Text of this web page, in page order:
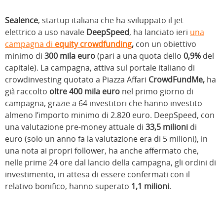
Sealence, startup italiana che ha sviluppato il jet
elettrico a uso navale DeepSpeed, ha lanciato ieri una
campagna di equity crowdfunding, con un obiettivo
minimo di 300 mila euro(pari a una quota dello 0,9% del
capitale). La campagna, attiva sul portale italiano di
crowdinvesting quotato a Piazza Affari CrowdFundMe, ha
già raccolto oltre 400 mila euro nel primo giorno di
campagna, grazie a 64 investitori che hanno investito
almeno l’importo minimo di 2.820 euro. DeepSpeed, con
una valutazione pre-money attuale di 33,5 milioni di
euro (solo un anno fa la valutazione era di 5 milioni), in
una nota ai propri follower, ha anche affermato che,
nelle prime 24 ore dal lancio della campagna, gli ordini di
investimento, in attesa di essere confermati con il
relativo bonifico, hanno superato 1,1 milioni.